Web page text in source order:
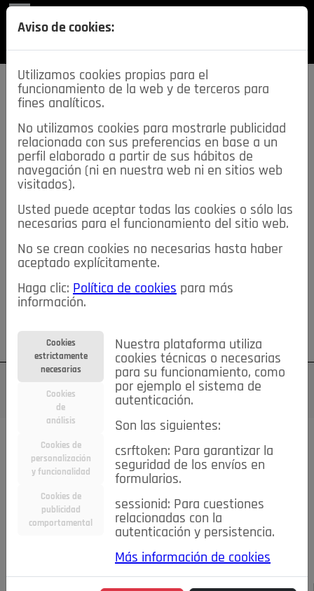
SECCIONES
descarga esta
REVISTA
≡NOTICIAS
NOTICIAS SERVICIOS DE INTERÉS
TABLÓN DE ANUNCIOS MIS ANUNCIOS CONTACTO
NOSOTROS
Su cuenta Regístrese ¿Olvidó su contraseña?
Todas las noticias..
#TePrestoMisOjos Caridad
Ciencia&Tecnología
Economía
Entretenimiento
Estilo de Vida
Internacional
Madrid Opinión IN
Pozuelo de Alarcón
Salud 🔴 En Directo
NOTICIAS
Aviso de cookies:
Utilizamos cookies propias para el
funcionamiento de la web y de terceros para
fines analíticos.
No utilizamos cookies para mostrarle publicidad
relacionada con sus preferencias en base a un
perfil elaborado a partir de sus hábitos de
navegación (ni en nuestra web ni en sitios web
visitados).
Usted puede aceptar todas las cookies o sólo las
necesarias para el funcionamiento del sitio web.
No se crean cookies no necesarias hasta haber
aceptado explícitamente.
Haga clic: Política de cookies para más
información.
Cookies
estrictamente
necesarias
Cookies
de
análisis
Cookies de
personalización
y funcionalidad
Cookies de
publicidad
comportamental
Nuestra plataforma utiliza
cookies técnicas o necesarias
para su funcionamiento, como
por ejemplo el sistema de
autenticación.
Son las siguientes:
csrftoken: Para garantizar la
seguridad de los envíos en
formularios.
sessionid: Para cuestiones
relacionadas con la
autenticación y persistencia.
Más información de cookies